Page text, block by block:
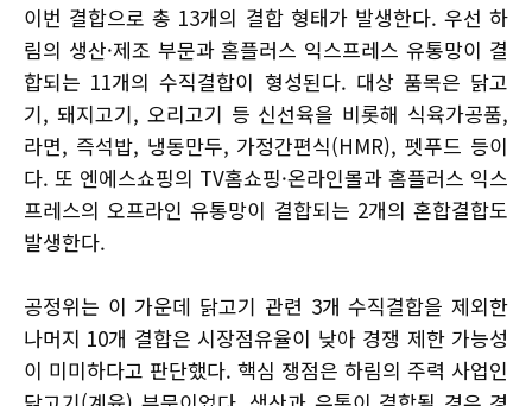
이번 결합으로 총 13개의 결합 형태가 발생한다. 우선 하
림의 생산·제조 부문과 홈플러스 익스프레스 유통망이 결
합되는 11개의 수직결합이 형성된다. 대상 품목은 닭고
기, 돼지고기, 오리고기 등 신선육을 비롯해 식육가공품,
라면, 즉석밥, 냉동만두, 가정간편식(HMR), 펫푸드 등이
다. 또 엔에스쇼핑의 TV홈쇼핑·온라인몰과 홈플러스 익스
프레스의 오프라인 유통망이 결합되는 2개의 혼합결합도
발생한다.
공정위는 이 가운데 닭고기 관련 3개 수직결합을 제외한
나머지 10개 결합은 시장점유율이 낮아 경쟁 제한 가능성
이 미미하다고 판단했다. 핵심 쟁점은 하림의 주력 사업인